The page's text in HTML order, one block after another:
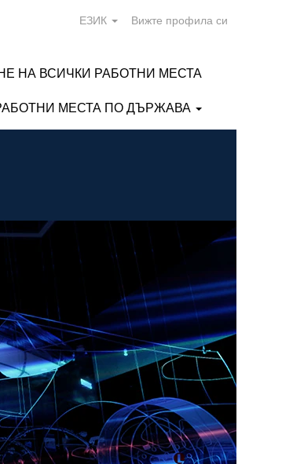
ЕЗИК Вижте профила си
НА ВСИЧКИ РАБОТНИ МЕСТА
МЕСТА ПО ДЪРЖАВА